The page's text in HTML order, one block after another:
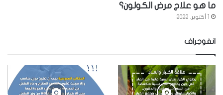
ما هو علاج مرض الكولون؟
انفوجراف